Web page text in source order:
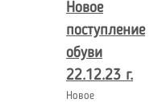
Новое
поступление
обуви
22.12.23 г.
Новое